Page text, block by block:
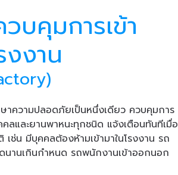
บคุมการเข้า
งงาน
าความปลอดภัยเป็นหนึ่งเดียว ควบคุมการ
ลและยานพาหนะทุกชนิด แจ้งเตือนทันทีเมื่อ
เช่น มีบุคคลต้องห้ามเข้ามาในโรงงาน รถ
นานเกินกำหนด รถพนักงานเข้าออกนอก